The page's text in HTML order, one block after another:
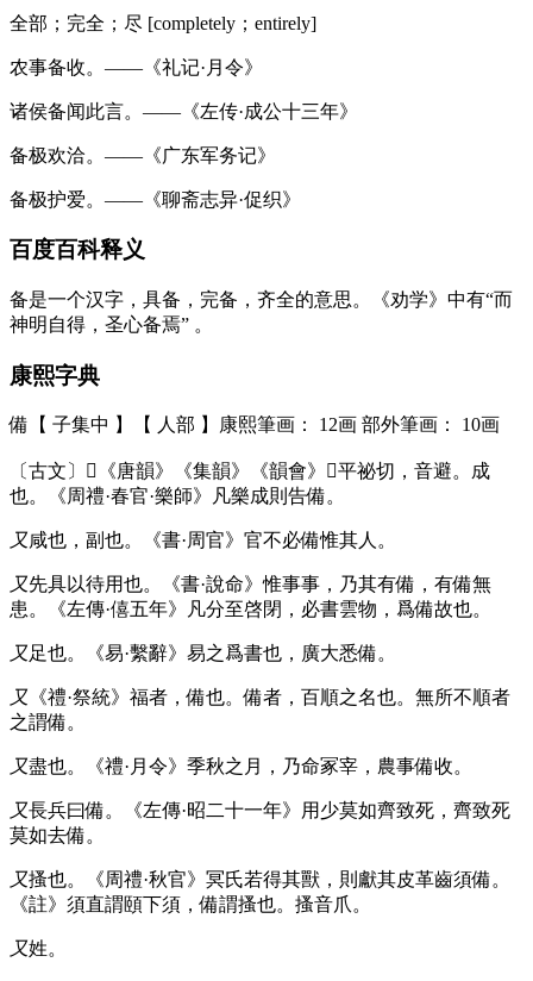
全部；完全；尽 [completely；entirely]
农事备收。——《礼记·月令》
诸侯备闻此言。——《左传·成公十三年》
备极欢洽。——《广东军务记》
备极护爱。——《聊斋志异·促织》
百度百科释义
备是一个汉字，具备，完备，齐全的意思。《劝学》中有“而
神明自得，圣心备焉” 。
康熙字典
備【 子集中 】【 人部 】康熙筆画： 12画 部外筆画： 10画
〔古文〕𠈍《唐韻》《集韻》《韻會》𠀤平祕切，音避。成
也。《周禮·春官·樂師》凡樂成則告備。
又咸也，副也。《書·周官》官不必備惟其人。
又先具以待用也。《書·說命》惟事事，乃其有備，有備無
患。《左傳·僖五年》凡分至啓閉，必書雲物，爲備故也。
又足也。《易·繫辭》易之爲書也，廣大悉備。
又 《禮·祭統》福者，備也。備者，百順之名也。無所不順者
之謂備。
又盡也。《禮·月令》季秋之月，乃命冢宰，農事備收。
又長兵曰備。《左傳·昭二十一年》用少莫如齊致死，齊致死
莫如去備。
又搔也。《周禮·秋官》冥氏若得其獸，則獻其皮革齒須備。
《註》須直謂頤下須，備謂搔也。搔音爪。
又姓。